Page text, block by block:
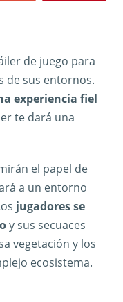
de juego para
de sus entornos.
experiencia fiel
te dará una
el papel de
a un entorno
jugadores se
y sus secuaces
vegetación y los
ecosistema.